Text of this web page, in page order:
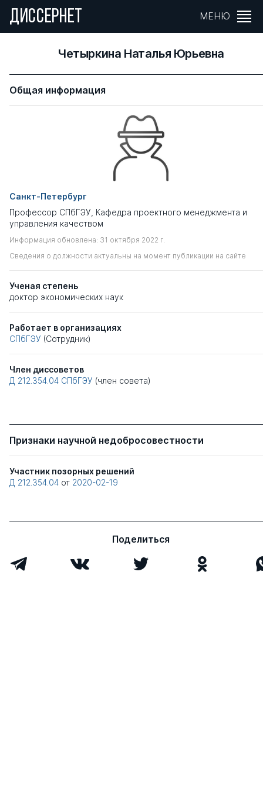
ДИССЕРНЕТ МЕНЮ
Четыркина Наталья Юрьевна
Общая информация
Санкт-Петербург
Профессор СПбГЭУ, Кафедра проектного менеджмента и
управления качеством
Информация обновлена: 31 октября 2022 г.
Сведения о должности актуальны на момент публикации на сайте
Ученая степень
доктор экономических наук
Работает в организациях
СПбГЭУ (Сотрудник)
Член диссоветов
Д 212.354.04 СПбГЭУ (член совета)
Признаки научной недобросовестности
Участник позорных решений
Д 212.354.04 от 2020-02-19
Поделиться